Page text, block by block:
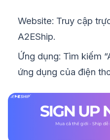
Website: Truy cập
A2EShip.
Ứng dụng: Tìm kiếm
ứng dụng của điện